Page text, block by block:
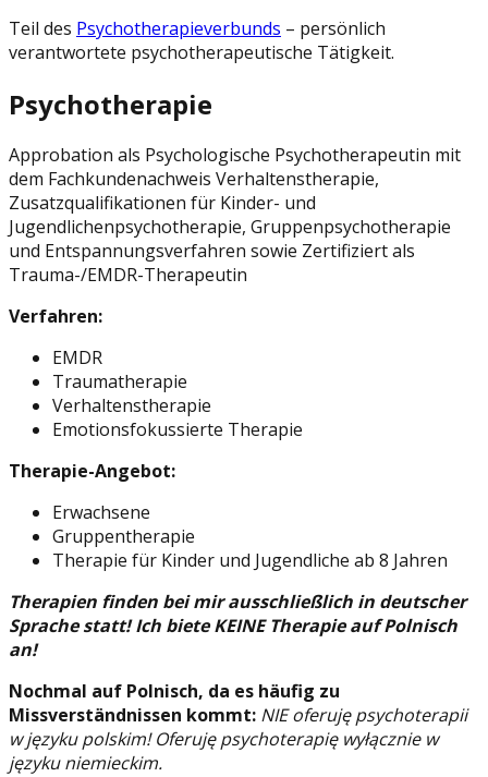
Teil des Psychotherapieverbunds – persönlich
verantwortete psychotherapeutische Tätigkeit.
Psychotherapie
Approbation als Psychologische Psychotherapeutin mit
dem Fachkundenachweis Verhaltenstherapie,
Zusatzqualifikationen für Kinder- und
Jugendlichenpsychotherapie, Gruppenpsychotherapie
und Entspannungsverfahren sowie Zertifiziert als
Trauma-/EMDR-Therapeutin
Verfahren:
EMDR
Traumatherapie
Verhaltenstherapie
Emotionsfokussierte Therapie
Therapie-Angebot:
Erwachsene
Gruppentherapie
Therapie für Kinder und Jugendliche ab 8 Jahren
Therapien finden bei mir ausschließlich in deutscher
Sprache statt! Ich biete KEINE Therapie auf Polnisch
an!
Nochmal auf Polnisch, da es häufig zu
Missverständnissen kommt: NIE oferuję psychoterapii
w języku polskim! Oferuję psychoterapię wyłącznie w
języku niemieckim.